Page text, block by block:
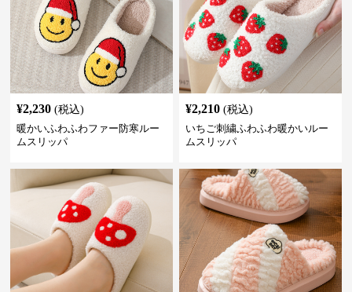
¥2,230 (税込)
暖かいふわふわファー防寒ルー
ムスリッパ
¥2,210 (税込)
いちご刺繍ふわふわ暖かいルー
ムスリッパ